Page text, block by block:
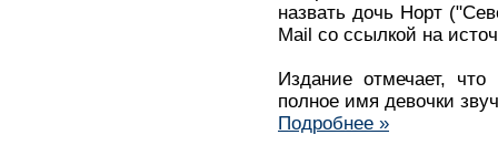
назвать дочь Норт
Mail со ссылкой на
Издание отмечает,
полное имя девочки
Подробнее »